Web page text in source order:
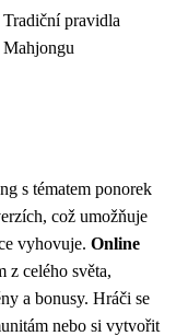
Tradiční pravidla
Mahjongu
s tématem ponorek
což umožňuje
vyhovuje. Online
z celého světa,
a bonusy. Hráči se
nebo si vytvořit